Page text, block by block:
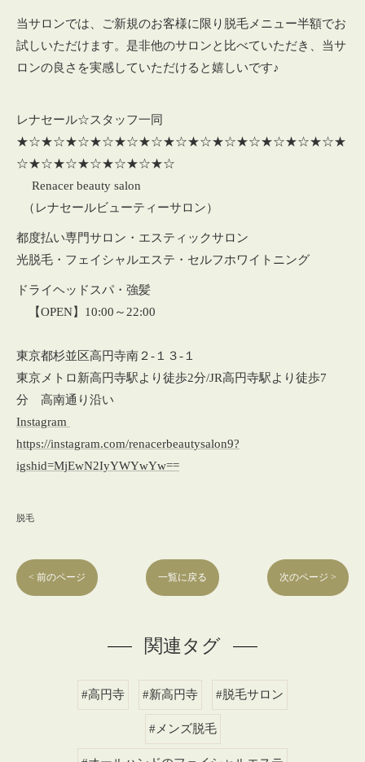
当サロンでは、ご新規のお客様に限り脱毛メニュー半額でお
試しいただけます。是非他のサロンと比べていただき、当サ
ロンの良さを実感していただけると嬉しいです♪
レナセール☆スタッフ一同
★☆★☆★☆★☆★☆★☆★☆★☆★☆★☆★☆★☆★☆★
☆★☆★☆★☆★☆★☆★☆
Renacer beauty salon
（レナセールビューティーサロン）
都度払い専門サロン・エスティックサロン
光脱毛・フェイシャルエステ・セルフホワイトニング
ドライヘッドスパ・強髪
【OPEN】10:00～22:00
東京都杉並区高円寺南２‐１３‐１
東京メトロ新高円寺駅より徒歩2分/JR高円寺駅より徒歩7
分 高南通り沿い
Instagram
https://instagram.com/renacerbeautysalon9?
igshid=MjEwN2IyYWYwYw==
脱毛
< 前のページ 一覧に戻る 次のページ >
関連タグ
#高円寺 #新高円寺 #脱毛サロン
#メンズ脱毛